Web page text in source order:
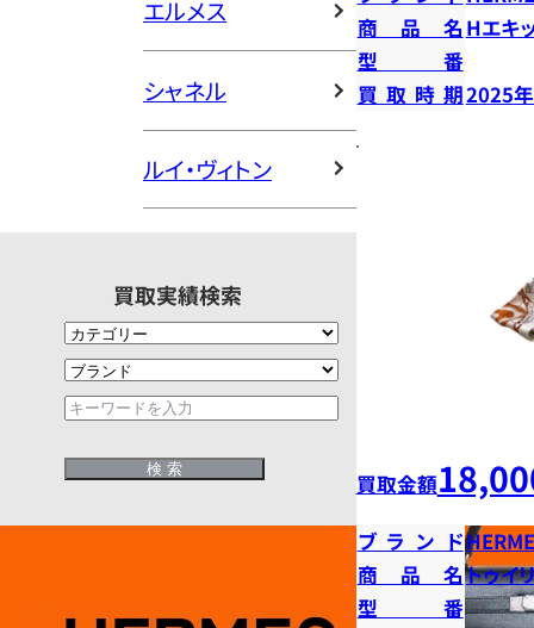
エルメス
シャネル
ルイ・ヴィトン
買取実績検索
商品名 Hエキ
型番
買取時期2025
買取金額
ブランド
商品名トゥイ
型番